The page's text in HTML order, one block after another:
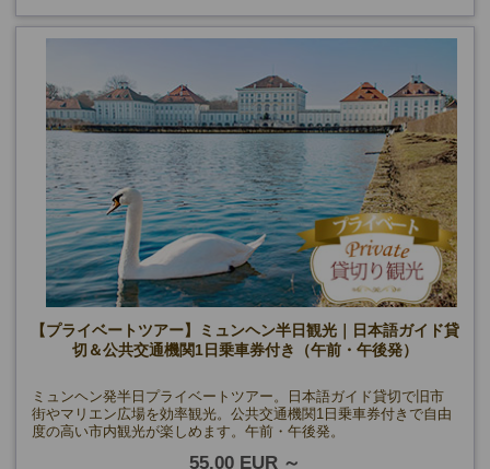
【プライベートツアー】ミュンヘン半日観光｜日本語ガイド貸
切＆公共交通機関1日乗車券付き（午前・午後発）
ミュンヘン発半日プライベートツアー。日本語ガイド貸切で旧市
街やマリエン広場を効率観光。公共交通機関1日乗車券付きで自由
度の高い市内観光が楽しめます。午前・午後発。
55.00 EUR